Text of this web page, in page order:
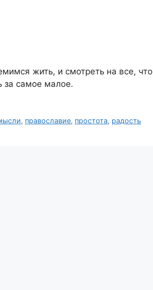
жить, и смотреть на все, что
за самое малое.
, православие, простота, радость